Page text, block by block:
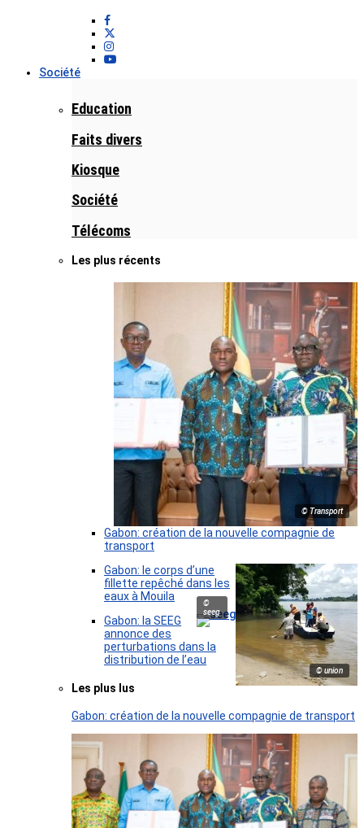
Société
Education
Faits divers
Kiosque
Société
Télécoms
Les plus récents
© Transport
Gabon: création de la nouvelle compagnie de
transport
© union
Gabon: le corps d’une
fillette repêché dans les
eaux à Mouila
©
seeg
Gabon: la SEEG
annonce des
perturbations dans la
distribution de l’eau
Les plus lus
Gabon: création de la nouvelle compagnie de transport